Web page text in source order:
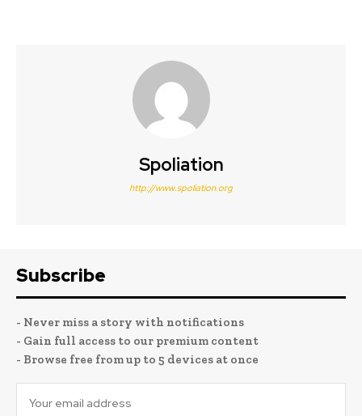
Spoliation
http://www.spoliation.org
Subscribe
- Never miss a story with notifications
- Gain full access to our premium content
- Browse free from up to 5 devices at once